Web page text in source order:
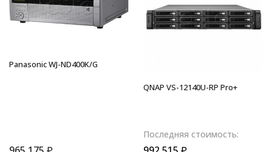
Panasonic WJ-ND400K/G
QNAP VS-12140U-RP Pro+
Последняя стоимость: